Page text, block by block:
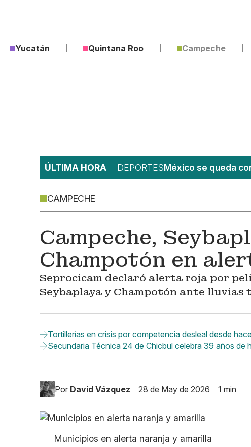
Yucatán Quintana Roo Campeche
ÚLTIMA HORA DEPORTESMéxico se queda
CAMPECHE
Campeche,
Champotón en
Seprocicam declaró alerta roja por
Seybaplaya y Champotón ante lluvias
Tortillerías en crisis por competencia desleal desde
Secundaria Técnica 24 de Chicbul celebra 39 años de
Por David Vázquez 28 de May de 2026 1 min
Municipios en alerta naranja y amarilla